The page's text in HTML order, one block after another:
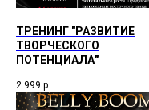
ТРЕНИНГ "РАЗВИТИЕ
ТВОРЧЕСКОГО
ПОТЕНЦИАЛА"
2 999 р.